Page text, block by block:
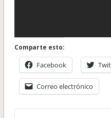
Comparte esto:
Facebook
Correo electrónico